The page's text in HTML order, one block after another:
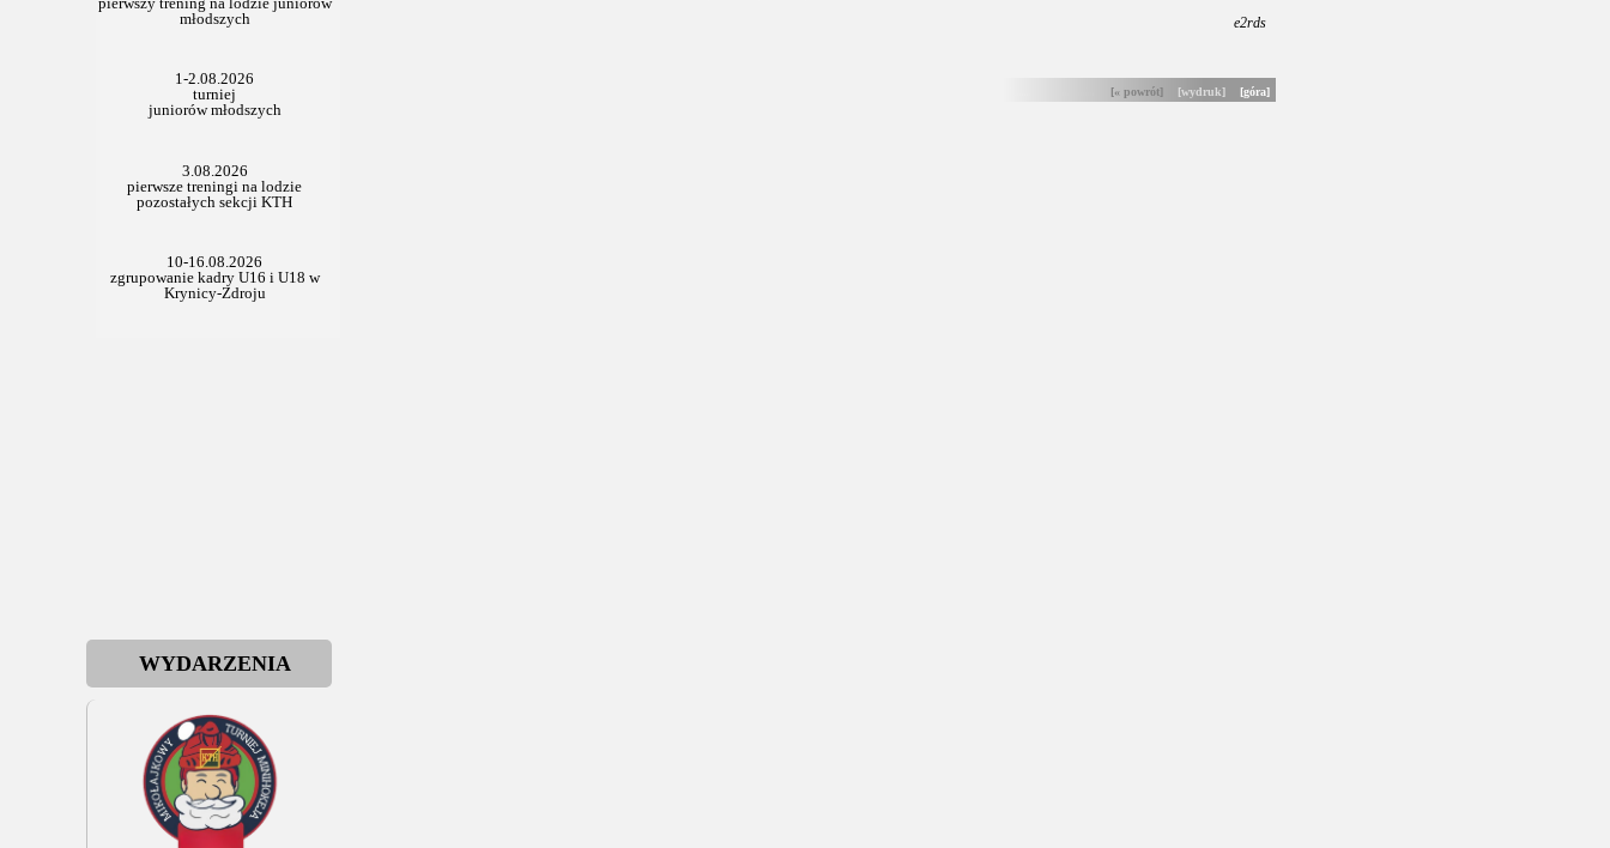
WYDARZENIA
e2rds
[« powrót] [wydruk] [góra]